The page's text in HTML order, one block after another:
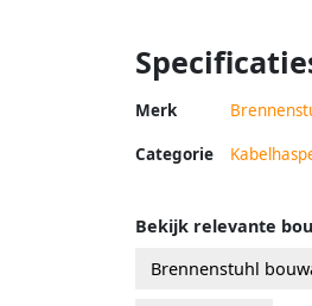
Merk
Categorie
Bekijk relevante
Brennenstuhl